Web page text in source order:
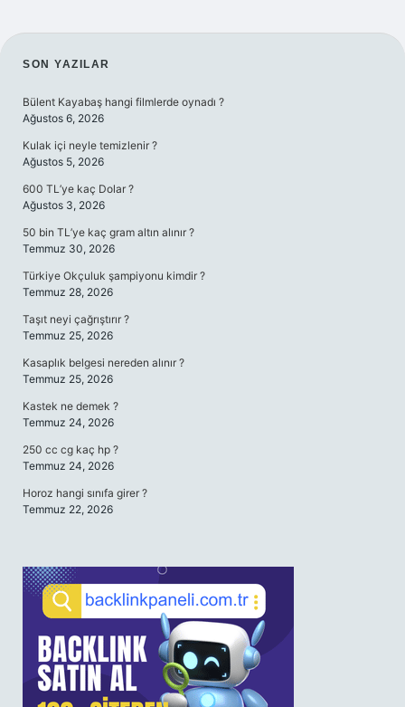
SIDEBAR
SON YAZILAR
Bülent Kayabaş hangi filmlerde oynadı ?
Ağustos 6, 2026
Kulak içi neyle temizlenir ?
Ağustos 5, 2026
600 TL’ye kaç Dolar ?
Ağustos 3, 2026
50 bin TL’ye kaç gram altın alınır ?
Temmuz 30, 2026
Türkiye Okçuluk şampiyonu kimdir ?
Temmuz 28, 2026
Taşıt neyi çağrıştırır ?
Temmuz 25, 2026
Kasaplık belgesi nereden alınır ?
Temmuz 25, 2026
Kastek ne demek ?
Temmuz 24, 2026
250 cc cg kaç hp ?
Temmuz 24, 2026
Horoz hangi sınıfa girer ?
Temmuz 22, 2026